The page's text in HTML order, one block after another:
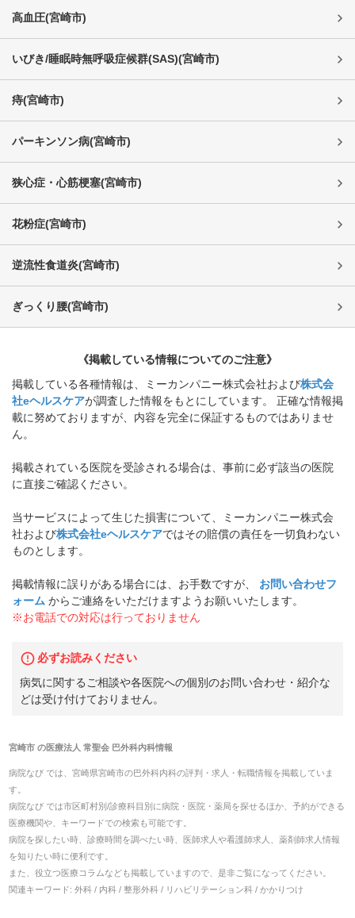
高血圧(宮崎市)
いびき/睡眠時無呼吸症候群(SAS)(宮崎市)
痔(宮崎市)
パーキンソン病(宮崎市)
狭心症・心筋梗塞(宮崎市)
花粉症(宮崎市)
逆流性食道炎(宮崎市)
ぎっくり腰(宮崎市)
《掲載している情報についてのご注意》
掲載している各種情報は、ミーカンパニー株式会社および株式会
社eヘルスケアが調査した情報をもとにしています。 正確な情報掲
載に努めておりますが、内容を完全に保証するものではありませ
ん。
掲載されている医院を受診される場合は、事前に必ず該当の医院
に直接ご確認ください。
当サービスによって生じた損害について、ミーカンパニー株式会
社および株式会社eヘルスケアではその賠償の責任を一切負わない
ものとします。
掲載情報に誤りがある場合には、お手数ですが、
お問い合わせフ
ォーム からご連絡をいただけますようお願いいたします。
※お電話での対応は行っておりません
必ずお読みください
病気に関するご相談や各医院への個別のお問い合わせ・紹介な
どは受け付けておりません。
宮崎市の医療法人 常聖会 巴外科内科情報
病院なび では、 宮崎県宮崎市の巴外科内科の評判・求人・転職情報を掲載していま
す。
病院なび では市区町村別/診療科目別に病院・医院・薬局を探せるほか、予約ができる
医療機関や、キーワードでの検索も可能です。
病院を探したい時、診療時間を調べたい時、医師求人や看護師求人、薬剤師求人情報
を知りたい時に便利です。
また、役立つ医療コラムなども掲載していますので、是非ご覧になってください。
関連キーワード: 外科 / 内科 / 整形外科 / リハビリテーション科 / かかりつけ